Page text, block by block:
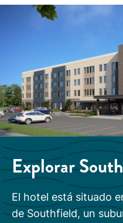
Explorar
El hotel está situado
de Southfield, un